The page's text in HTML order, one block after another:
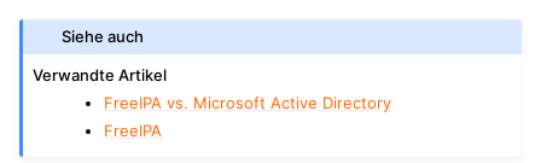
Siehe auch
Verwandte Artikel
FreeIPA vs. Microsoft Active Directory
FreeIPA